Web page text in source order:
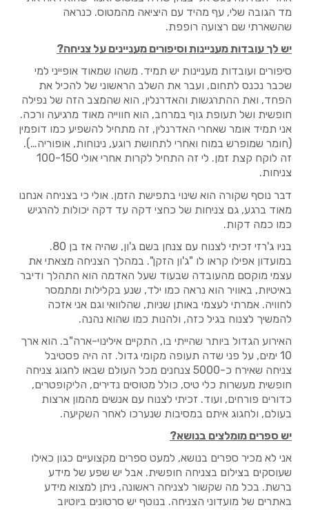
מד הגובה שלי, עף מהיד עם היציאה מהמטוס. כנראה
שהשארתי שם רצועה רופפת.
יש לך עובדות מעניינות וסיפורים מעניינים על צניחה?
סיפורים ועובדות מעניינות יש תמיד. משהו שמאוד אופייני למי
שכבר נכנס לתחום, ועבר את השלב הראשוני של להכיל את
הפחד, ואת ההתרגשות והאדרנלין, הוא שהמצב הזה של נפילה
חופשית ושל תעופת גוף במרחב, הוא חווייה מאוד מרגיעה ורכה.
אני תמיד אומר שאחרי האדרנלין, זה מתחיל להשפיע כמו דופמין
(חומר שמופרש במוח ואחרי לתחושת רוגע, נינוחות, אופוריה…).
זה לוקח קצת זמן. לי זה התחיל לקרות אחרי אולי 100-150
צניחות.
דבר נוסף שקורה הוא שינוי בתפישת הזמן. אולי כי בצניחה אנחנו
מאוד ברגע, גם צניחות של כחצי דקה עד דקה יכולות להרגיש
כמו כמה דקות.
בניו ג'רזי זכיתי לצנוח עם צנחן בשם ג'ון, שהיה אז בן 80.
במועדון אפילו קראו לו "ג'ון הזקן". במהלך הצניחה מצאתי את
עצמי מוקסם מהעובדה שבעוד שעל האדמה הוא התהלך ודיבר
באיטיות, באוויר הוא נראה כמו ילד, שנע בקלילות ומתמסר
לחוויה. אמרתי לעצמי באותן שניות, שהלוואי וגם אני אזכה
להמשיך לצנוח בגיל כזה, ולהנות כמו שהוא נהנה.
האירוע הגדול ביותר שהייתי בו, התקיים אילינוי-ארה"ב. הוא ארך
10 ימים, על פני שדה תעופה מקומי גדול. זה היה פסטיבל
צניחה שאירח כ-5000 צנחנים מכל העולם שבאו לחגוג צניחה
חופשית מעשרות כלי טיס, כולל מטוסים נדירים, הליקופטרים,
כדורים פורחים, ועוד. זכיתי לצנוח עם אנשים מהמון ארצות
בעולם, ולחגוג איתם במסיבות שנערכו לאחר השקיעה.
יש ספרים מומלצים בנושא?
אני לא מכיר ספרים בנושא, למעט ספרים מקצועיים כגון כאילו
שעוסקים בצילום בצניחה חופשית. אבל יש שפע של מידע
ברשת. בכל מה שקשור לצניחה ראשונה, ניתן למצוא מידע
באתרים של מועדוני הצניחה. בנוטף יש סרטונים ביוטיוב